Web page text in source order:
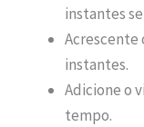
instantes
Acrescente
instantes.
Adicione o
tempo.